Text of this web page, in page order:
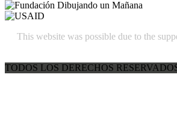
This website was possible due to the
TODOS LOS DERECHOS